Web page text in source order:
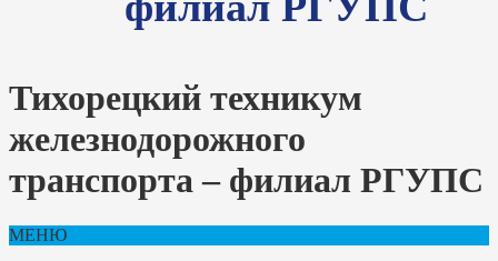
Тихорецкий техникум
железнодорожного
транспорта – филиал РГУПС
МЕНЮ